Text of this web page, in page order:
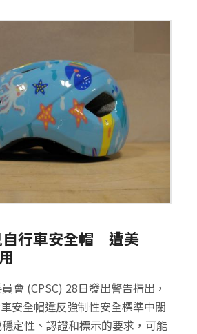
行車安全帽 遭美
會 (CPSC) 28日發出警告指出，
安全帽違反強制性安全標準中關
定性、認證和標示的要求，可能